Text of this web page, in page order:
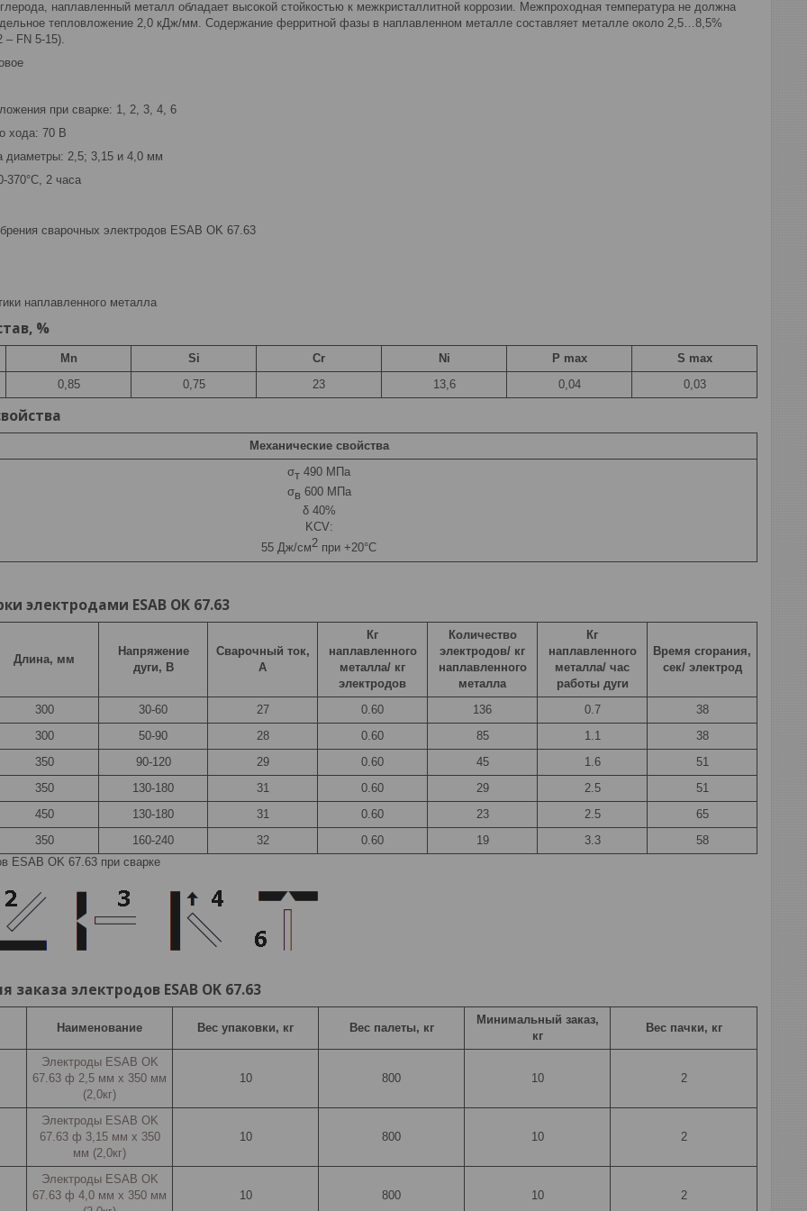
наплавленный металл обладает высокой стойкостью к межкристаллитной коррозии. Межпроходная температура не должна
тепловложение 2,0 кДж/мм. Содержание ферритной фазы в наплавленном металле составляет металле около 2,5…8,5%
– FN 5-15).
при сварке: 1, 2, 3, 4, 6
хода: 70 В
диаметры: 2,5; 3,15 и 4,0 мм
370°С, 2 часа
сварочных электродов ESAB OK 67.63
наплавленного металла
%
Mn Si Cr Ni P max
S max
0,85
0,75 23 13,6 0,04 0,03
Механические cвойства
σт 490 МПа
σв 600 МПа
δ 40%
KCV:
55 Дж/см2 при +20°С
электродами ESAB OK 67.63
Длина, мм
Напряжение
дуги, В
Сварочный ток,
A
Кг
наплавленного
металла/ кг
электродов
Количество
электродов/ кг
наплавленного
металла
Кг
наплавленного
металла/ час
работы дуги
Время сгорания,
сек/ электрод
300 30-60 27 0.60 136 0.7
38
300
50-90 28 0.60 85 1.1
38
350
90-120 29 0.60 45 1.6
51
350
130-180 31 0.60 29 2.5
51
450
130-180 31 0.60 23 2.5
65
350
160-240 32 0.60 19 3.3
58
ESAB OK 67.63 при сварке
электродов ESAB OK 67.63
Наименование Вес упаковки, кг Вес палеты, кг
Минимальный заказ,
кг
Вес пачки, кг
Электроды ESAB OK
67.63 ф 2,5 мм х 350 мм
(2,0кг)
10 800 10 2
Электроды ESAB OK
67.63 ф 3,15 мм х 350
мм (2,0кг)
10 800 10 2
Электроды ESAB OK
67.63 ф 4,0 мм х 350 мм
10 800 10 2